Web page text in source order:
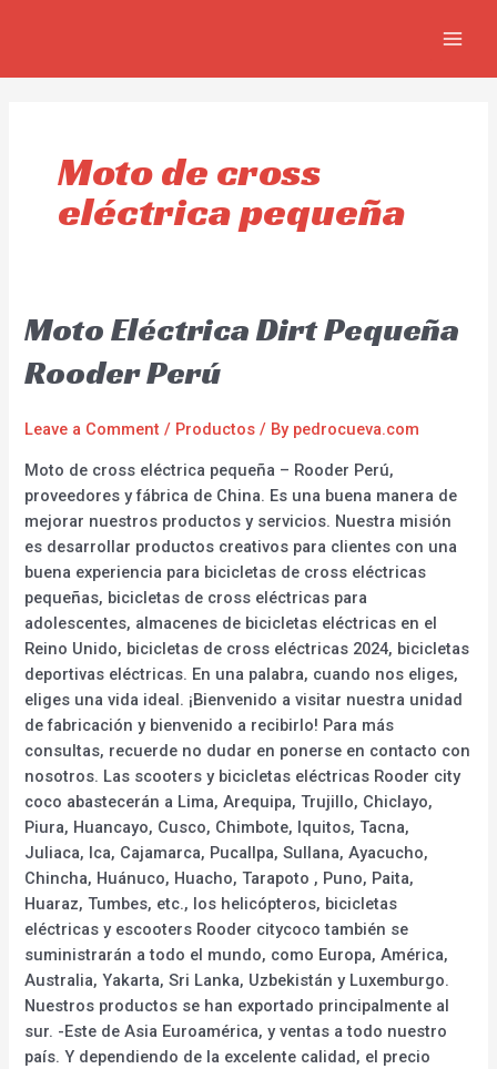
Moto de cross
eléctrica pequeña
Moto Eléctrica Dirt Pequeña
Rooder Perú
Leave a Comment / Productos / By pedrocueva.com
Moto de cross eléctrica pequeña – Rooder Perú,
proveedores y fábrica de China. Es una buena manera de
mejorar nuestros productos y servicios. Nuestra misión
es desarrollar productos creativos para clientes con una
buena experiencia para bicicletas de cross eléctricas
pequeñas, bicicletas de cross eléctricas para
adolescentes, almacenes de bicicletas eléctricas en el
Reino Unido, bicicletas de cross eléctricas 2024, bicicletas
deportivas eléctricas. En una palabra, cuando nos eliges,
eliges una vida ideal. ¡Bienvenido a visitar nuestra unidad
de fabricación y bienvenido a recibirlo! Para más
consultas, recuerde no dudar en ponerse en contacto con
nosotros. Las scooters y bicicletas eléctricas Rooder city
coco abastecerán a Lima, Arequipa, Trujillo, Chiclayo,
Piura, Huancayo, Cusco, Chimbote, Iquitos, Tacna,
Juliaca, Ica, Cajamarca, Pucallpa, Sullana, Ayacucho,
Chincha, Huánuco, Huacho, Tarapoto , Puno, Paita,
Huaraz, Tumbes, etc., los helicópteros, bicicletas
eléctricas y escooters Rooder citycoco también se
suministrarán a todo el mundo, como Europa, América,
Australia, Yakarta, Sri Lanka, Uzbekistán y Luxemburgo.
Nuestros productos se han exportado principalmente al
sur. -Este de Asia Euroamérica, y ventas a todo nuestro
país. Y dependiendo de la excelente calidad, el precio